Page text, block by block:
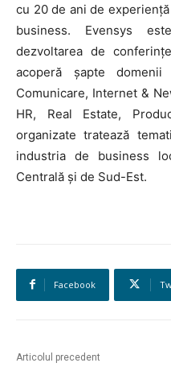
HOMEPAGE
EVENIMENTE
cu 20 de ani de
business. Evensys
dezvoltarea de
acoperă șapte
Comunicare, Internet &
HR, Real Estate,
organizate tratează
industria de business
Centrală și de Sud-Est.
Facebook
Articolul precedent